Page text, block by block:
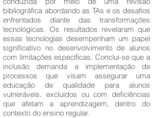
bibliográfica abordando as TAs e os desafios
enfrentados diante das transformações
tecnológicas. Os resultados revelaram que
essas tecnologias desempenham um papel
significativo no desenvolvimento de alunos
com limitações específicas. Conclui-se que a
inclusão demanda a implementação de
processos que visam assegurar uma
educação de qualidade para alunos
vulneráveis, excluídos ou com deficiências
que afetam a aprendizagem, dentro do
contexto do ensino regular.